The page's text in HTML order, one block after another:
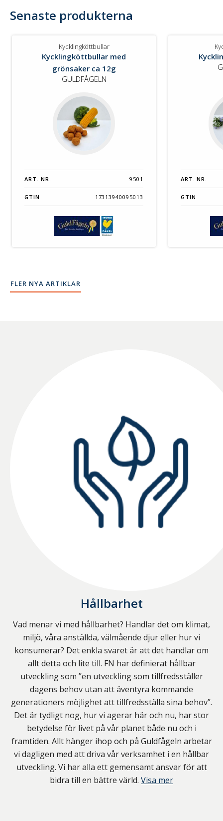
Senaste produkterna
Kycklingköttbullar
Kycklingköttbullar med
grönsaker ca 12g
GULDFÅGELN
ART. NR. 9501
GTIN 17313940095013
ART. NR.
GTIN
FLER NYA ARTIKLAR
Hållbarhet
Vad menar vi med hållbarhet? Handlar det om klimat,
miljö, våra anställda, välmående djur eller hur vi
konsumerar? Det enkla svaret är att det handlar om
allt detta och lite till. FN har definierat hållbar
utveckling som ”en utveckling som tillfredsställer
dagens behov utan att äventyra kommande
generationers möjlighet att tillfredsställa sina behov”.
Det är tydligt nog, hur vi agerar här och nu, har stor
betydelse för livet på vår planet både nu och i
framtiden. Allt hänger ihop och på Guldfågeln arbetar
vi dagligen med att driva vår verksamhet i en hållbar
utveckling. Vi har alla ett gemensamt ansvar för att
bidra till en bättre värld. Visa mer